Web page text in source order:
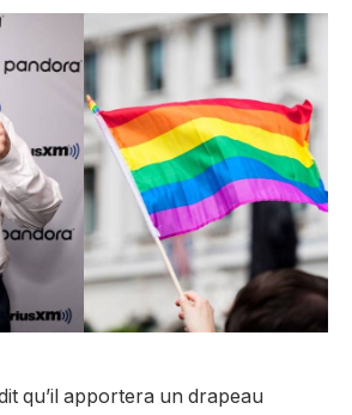
qu’il apportera un drapeau